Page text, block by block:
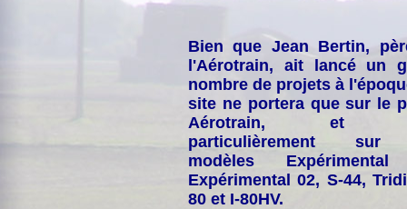
Bien que Jean Bertin,
l'Aérotrain, ait lancé un
nombre de projets à
site ne portera que sur le
Aérotrain, et
particulièrement
modèles
Expérimental 02, S-44,
80 et I-80HV.